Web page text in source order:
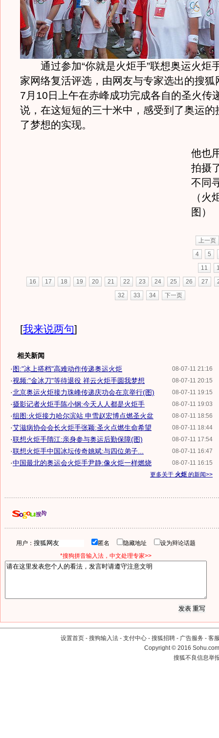
通过参加“你就是火炬手”联想奥运火
家网络复活评选，由网友与专家选出的搜狐
7月10日上午在赤峰成功完成各自的圣火传
说，在这短短的三十米中，感受到了奥运的
了梦想的实现。
他也
拍摄
不同
（火
图）
上一页
4
5
11
16
17 18 19 20 21 22 23 24 25 26 27
32
33 34 下一页
[我来说两句]
相关新闻
08-07-11 21:16
·图:"冰上搭档"高难动作传递奥运火炬
08-07-11 20:15
·视频:"金冰刀"等待退役 祥云火炬手圆我梦想
08-07-11 19:15
·北京奥运火炬接力珠峰传递庆功会在京举行(图)
08-07-11 19:03
·摄影记者火炬手陈小钢:今天人人都是火炬手
08-07-11 18:56
·组图:火炬接力哈尔滨站 申雪赵宏博点燃圣火盆
08-07-11 18:44
·艾滋病协会会长火炬手张颖:圣火点燃生命希望
08-07-11 17:54
·联想火炬手隋江:亲身参与奥运后勤保障(图)
08-07-11 16:47
·联想火炬手中国冰坛传奇姚斌:与四位弟子...
08-07-11 16:15
·中国最北的奥运会火炬手尹静:像火炬一样燃烧
更多关于 火炬 的新闻>>
用户： 匿名 隐藏地址
设为辩论话题
*搜狗拼音输入法，中文处理专家>>
设置首页 - 搜狗输入法 - 支付中心 - 搜狐招聘 - 广告服务 - 客
Copyright©2016
搜狐不良信息举